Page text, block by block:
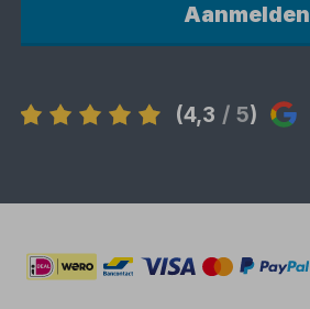
Aanmelden
(4,3 / 5)